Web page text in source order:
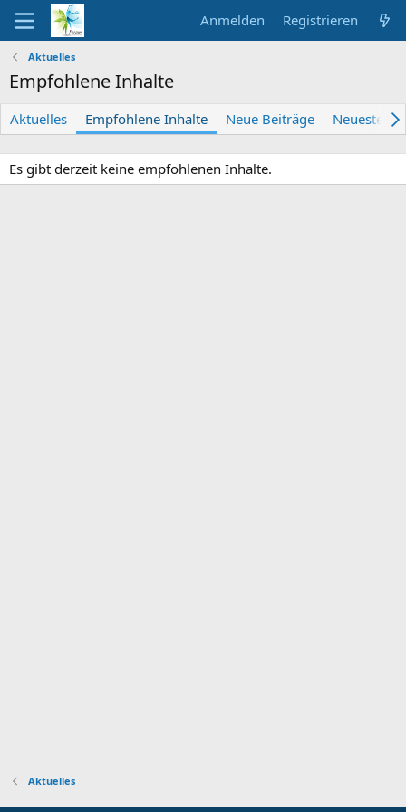
Anmelden Registrieren
Aktuelles
Empfohlene Inhalte
Aktuelles Empfohlene Inhalte Neue Beiträge Neueste
Es gibt derzeit keine empfohlenen Inhalte.
Aktuelles